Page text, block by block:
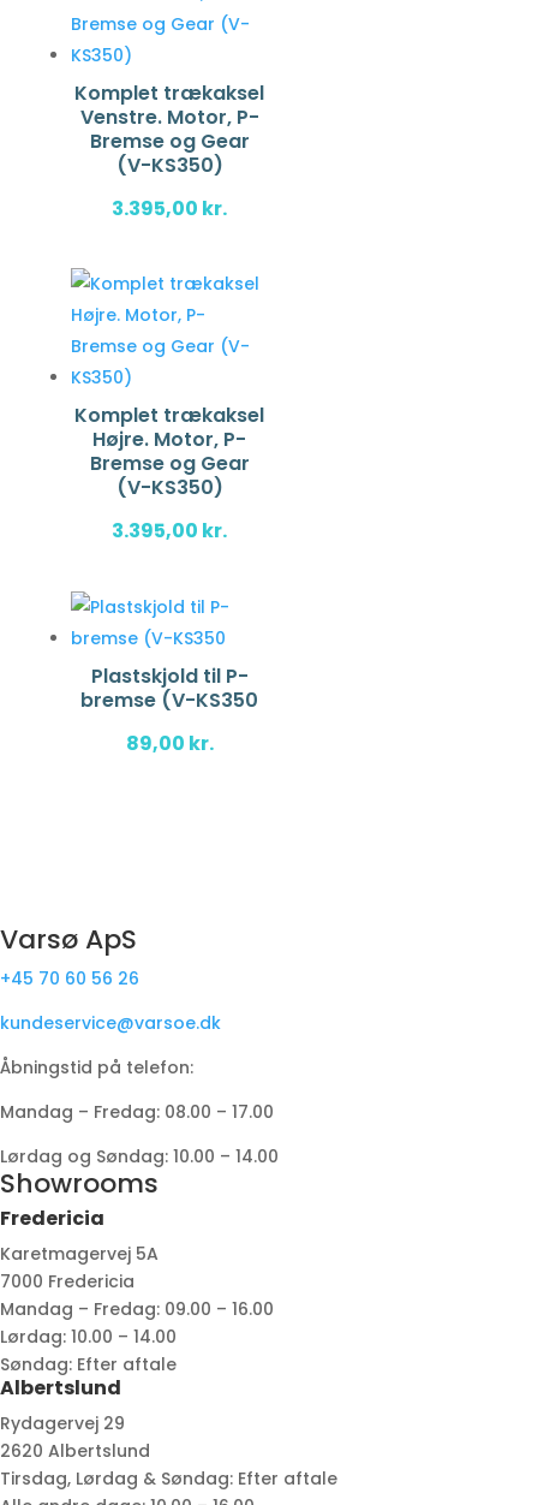
Komplet trækaksel
Venstre. Motor, P-
Bremse og Gear
(V-KS350)
3.395,00 kr.
Komplet trækaksel
Højre. Motor, P-
Bremse og Gear
(V-KS350)
3.395,00 kr.
Plastskjold til P-
bremse (V-KS350
89,00 kr.
Varsø ApS
+45 70 60 56 26
kundeservice@varsoe.dk
Åbningstid på telefon:
Mandag – Fredag: 08.00 – 17.00
Lørdag og Søndag: 10.00 – 14.00
Showrooms
Fredericia
Karetmagervej 5A
7000 Fredericia
Mandag – Fredag: 09.00 – 16.00
Lørdag: 10.00 – 14.00
Søndag: Efter aftale
Albertslund
Rydagervej 29
2620 Albertslund
Tirsdag, Lørdag & Søndag: Efter aftale